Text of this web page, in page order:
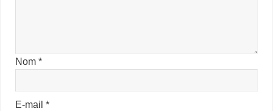
Nom*
E-mail*